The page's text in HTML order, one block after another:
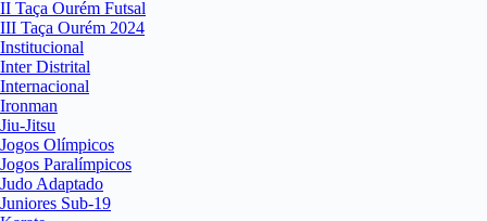
II Taça Ourém Futsal
III Taça Ourém 2024
Institucional
Inter Distrital
Internacional
Ironman
Jiu-Jitsu
Jogos Olímpicos
Jogos Paralímpicos
Judo Adaptado
Juniores Sub-19